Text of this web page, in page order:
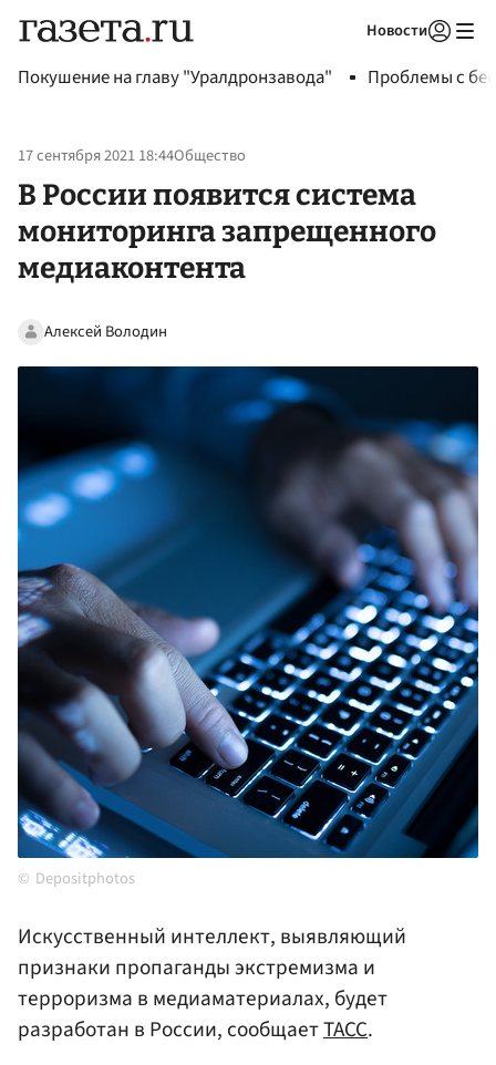
Новости
Покушение на главу "Уралдронзавода" Проблемы с
17 сентября 2021 18:44Общество
В России появится система
мониторинга запрещенного
медиаконтента
Алексей Володин
Depositphotos
Искусственный интеллект, выявляющий
признаки пропаганды экстремизма и
терроризма в медиаматериалах, будет
разработан в России, сообщаетТАСС.